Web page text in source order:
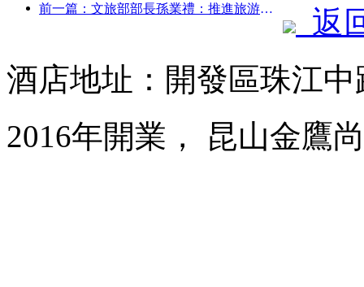
前一篇：文旅部部長孫業禮：推進旅游強國建設，豐富高品質旅游產品供給
返
酒店地址：開發區珠江
2016年開業， 昆山金